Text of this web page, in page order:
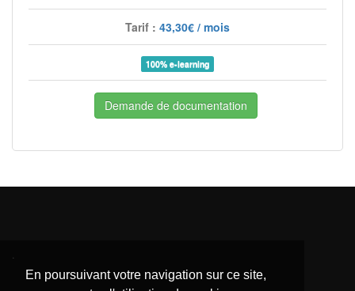
En poursuivant votre navigation sur ce site,
Tarif : 43,30€ / mois
100% e-learning
Demande de documentation
.